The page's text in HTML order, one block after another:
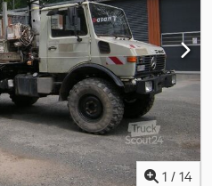
1 / 14